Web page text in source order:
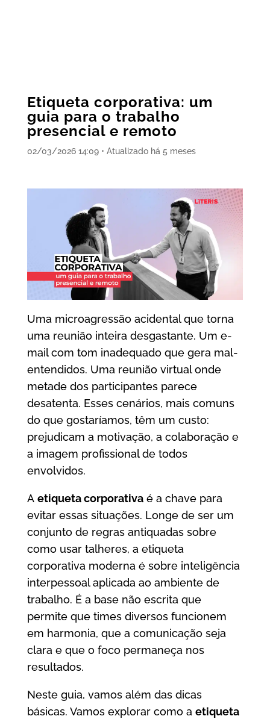
Etiqueta corporativa: um
guia para o trabalho
presencial e remoto
02/03/2026 14:09 • Atualizado há 5 meses
Uma microagressão acidental que torna
uma reunião inteira desgastante. Um e-
mail com tom inadequado que gera mal-
entendidos. Uma reunião virtual onde
metade dos participantes parece
desatenta. Esses cenários, mais comuns
do que gostaríamos, têm um custo:
prejudicam a motivação, a colaboração e
a imagem profissional de todos
envolvidos.
A etiqueta corporativaé a chave para
evitar essas situações. Longe de ser um
conjunto de regras antiquadas sobre
como usar talheres, a etiqueta
corporativa moderna é sobre inteligência
interpessoal aplicada ao ambiente de
trabalho. É a base não escrita que
permite que times diversos funcionem
em harmonia, que a comunicação seja
clara e que o foco permaneça nos
resultados.
Neste guia, vamos além das dicas
básicas. Vamos explorar como a etiqueta